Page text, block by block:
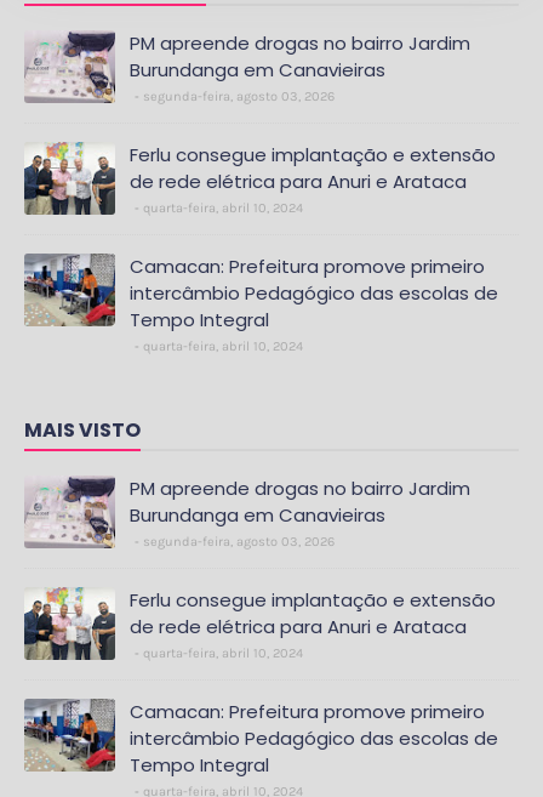
PM apreende drogas no bairro Jardim
Burundanga em Canavieiras
segunda-feira, agosto 03, 2026
Ferlu consegue implantação e extensão
de rede elétrica para Anuri e Arataca
quarta-feira, abril 10, 2024
Camacan: Prefeitura promove primeiro
intercâmbio Pedagógico das escolas de
Tempo Integral
quarta-feira, abril 10, 2024
MAIS VISTO
PM apreende drogas no bairro Jardim
Burundanga em Canavieiras
segunda-feira, agosto 03, 2026
Ferlu consegue implantação e extensão
de rede elétrica para Anuri e Arataca
quarta-feira, abril 10, 2024
Camacan: Prefeitura promove primeiro
intercâmbio Pedagógico das escolas de
Tempo Integral
quarta-feira, abril 10, 2024